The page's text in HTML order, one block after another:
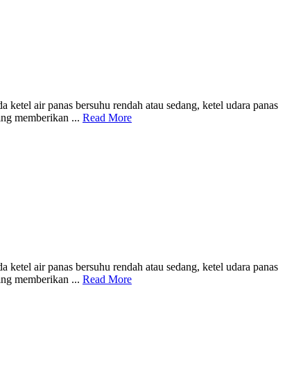
air panas bersuhu rendah atau sedang, ketel udara panas
memberikan ... Read More
air panas bersuhu rendah atau sedang, ketel udara panas
memberikan ... Read More